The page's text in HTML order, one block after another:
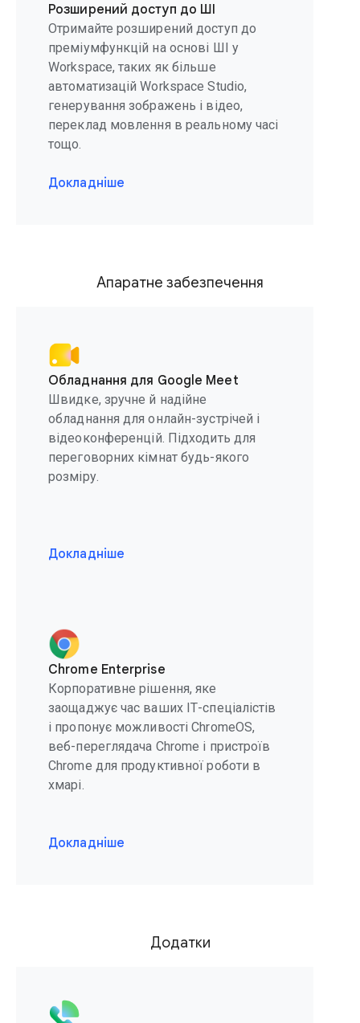
Розширений доступ до ШІ
Отримайте розширений доступ до
преміумфункцій на основі ШІ у
Workspace, таких як більше
автоматизацій Workspace Studio,
генерування зображень і відео,
переклад мовлення в реальному часі
тощо.
Докладніше
Апаратне забезпечення
Обладнання для Google Meet
Швидке, зручне й надійне
обладнання для онлайн-зустрічей і
відеоконференцій. Підходить для
переговорних кімнат будь-якого
розміру.
Докладніше
Chrome Enterprise
Корпоративне рішення, яке
заощаджує час ваших ІТ-спеціалістів
і пропонує можливості ChromeOS,
веб-переглядача Chrome і пристроїв
Chrome для продуктивної роботи в
хмарі.
Докладніше
Додатки